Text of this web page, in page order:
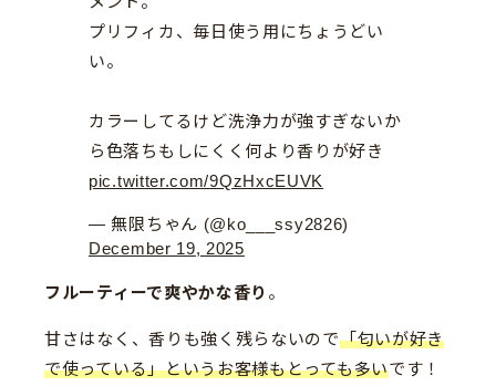
プリフィカ、毎日使う用にちょうどい
い。
カラーしてるけど洗浄力が強すぎないか
ら色落ちもしにくく何より香りが好き
pic.twitter.com/9QzHxcEUVK
— 無限ちゃん (@ko___ssy2826)
December 19, 2025
フルーティーで爽やかな香り 。
甘さはなく、香りも強く残らないので「匂いが好き
で使っている」というお客様もとっても多いです！